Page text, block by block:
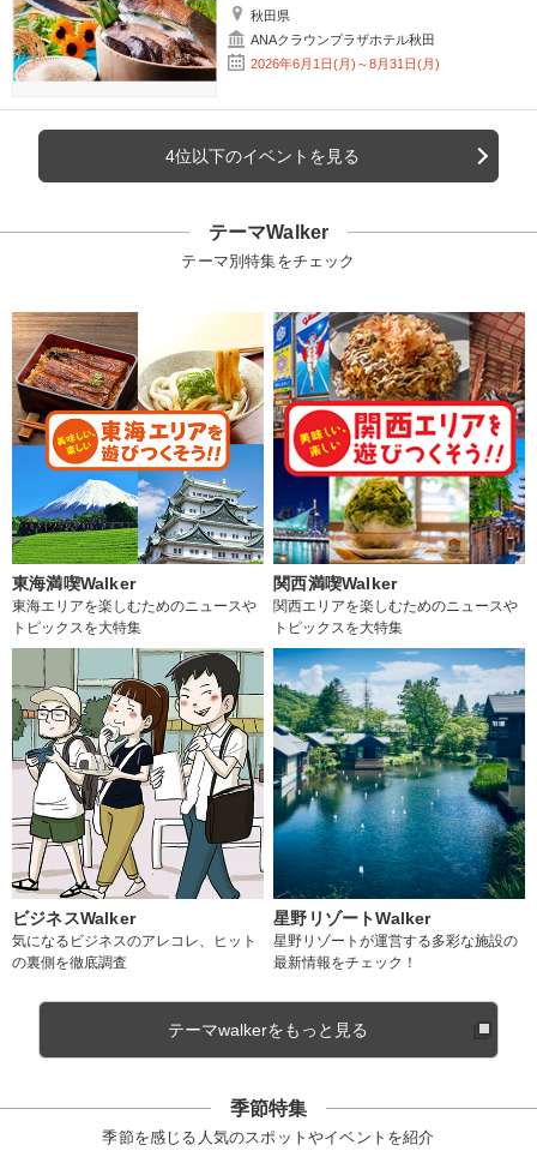
秋田県
ANAクラウンプラザホテル秋田
2026年6月1日(月)～8月31日(月)
4位以下のイベントを見る
テーマWalker
テーマ別特集をチェック
東海満喫Walker
東海エリアを楽しむためのニュースや
トピックスを大特集
関西満喫Walker
関西エリアを楽しむためのニュースや
トピックスを大特集
ビジネスWalker
気になるビジネスのアレコレ、ヒット
の裏側を徹底調査
星野リゾートWalker
星野リゾートが運営する多彩な施設の
最新情報をチェック！
テーマwalkerをもっと見る
季節特集
季節を感じる人気のスポットやイベントを紹介